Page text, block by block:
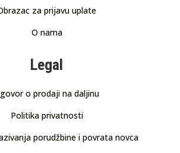
za prijavu uplate
O nama
Legal
o prodaji na daljinu
Politika privatnosti
porudžbine i povrata novca